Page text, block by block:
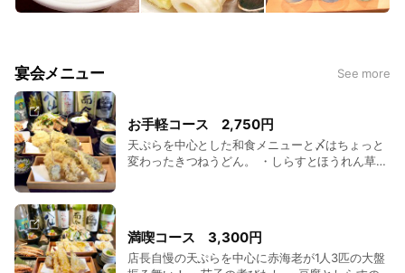
宴会メニュー See more
お手軽コース 2,750円
天ぷらを中心とした和食メニューと〆はちょっと
変わったきつねうどん。 ・しらすとほうれん草の
限定。2名様より承ります。 別途飲み放題も追加
可能です。 飲み放題 1,600円 (税込)・1,200円 (税
満喫コース 3,300円
店長自慢の天ぷらを中心に赤海老が1人3匹の大盤